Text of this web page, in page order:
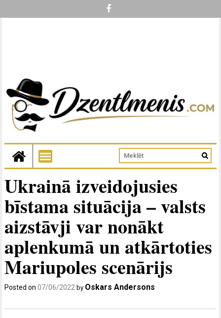
Ukrainā izveidojusies
bīstama situācija – valsts
aizstāvji var nonākt
aplenkumā un atkārtoties
Mariupoles scenārijs
Posted on07/06/2022 by Oskars Andersons